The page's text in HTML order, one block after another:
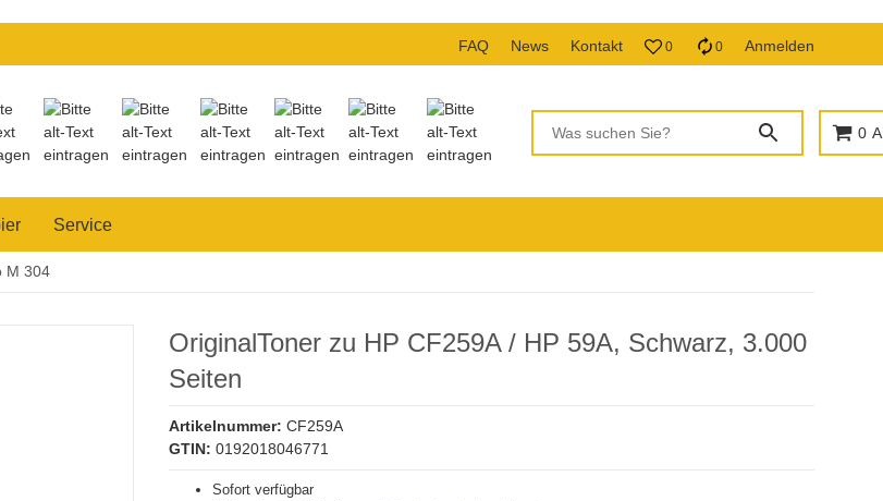
FAQ News Kontakt 0 0 Anmelden
0
Service
M 304
OriginalToner zu HP CF259A / HP 59A, Schwarz, 3.000
Seiten
Artikelnummer: CF259A
GTIN: 0192018046771
Sofort verfügbar